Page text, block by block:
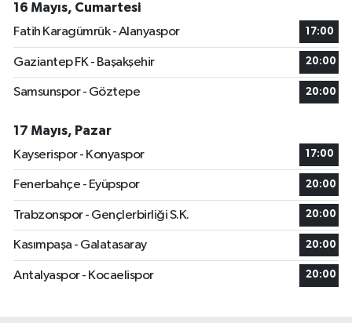
16 Mayıs, Cumartesi
Fatih Karagümrük - Alanyaspor
17:00
Gaziantep FK - Başakşehir 20:00
Samsunspor - Göztepe 20:00
17 Mayıs, Pazar
Kayserispor - Konyaspor
17:00
Fenerbahçe - Eyüpspor 20:00
Trabzonspor - Gençlerbirliği S.K. 20:00
Kasımpaşa - Galatasaray 20:00
Antalyaspor - Kocaelispor 20:00